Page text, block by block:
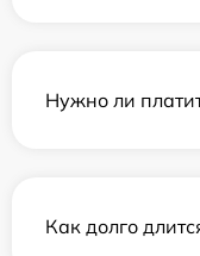
Нужно ли
Как долго